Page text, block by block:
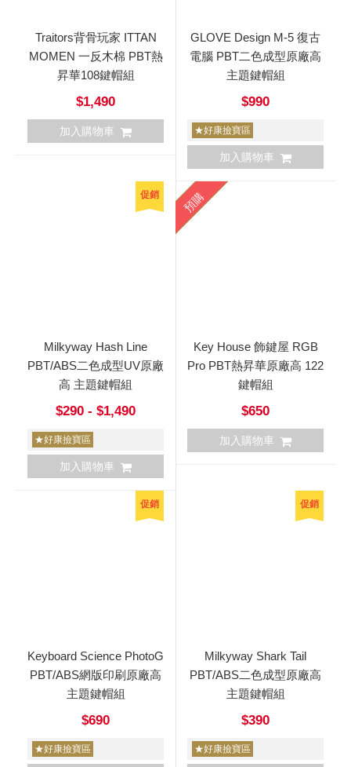
Traitors背骨玩家 ITTAN
MOMEN 一反木棉 PBT熱
昇華108鍵帽組
$1,490
加入購物車
GLOVE Design M-5 復古
電腦 PBT二色成型原廠高
主題鍵帽組
$990
★好康撿寶區
加入購物車
促銷
Milkyway Hash Line
PBT/ABS二色成型UV原廠
高 主題鍵帽組
$290 - $1,490
★好康撿寶區
加入購物車
預購
Key House 飾鍵屋 RGB
Pro PBT熱昇華原廠高 122
鍵帽組
$650
加入購物車
促銷
Keyboard Science PhotoG
PBT/ABS網版印刷原廠高
主題鍵帽組
$690
★好康撿寶區
促銷
Milkyway Shark Tail
PBT/ABS二色成型原廠高
主題鍵帽組
$390
★好康撿寶區